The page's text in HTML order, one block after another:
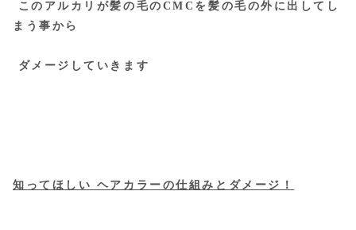
このアルカリが髪の毛のCMCを髪の毛の外に出してし
まう事から
ダメージしていきます
知ってほしい ヘアカラーの仕組みとダメージ！